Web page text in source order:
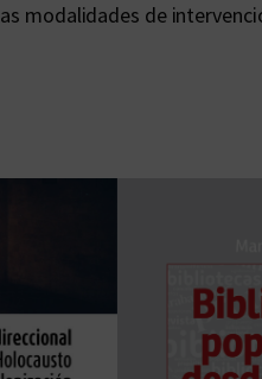
modalidades de